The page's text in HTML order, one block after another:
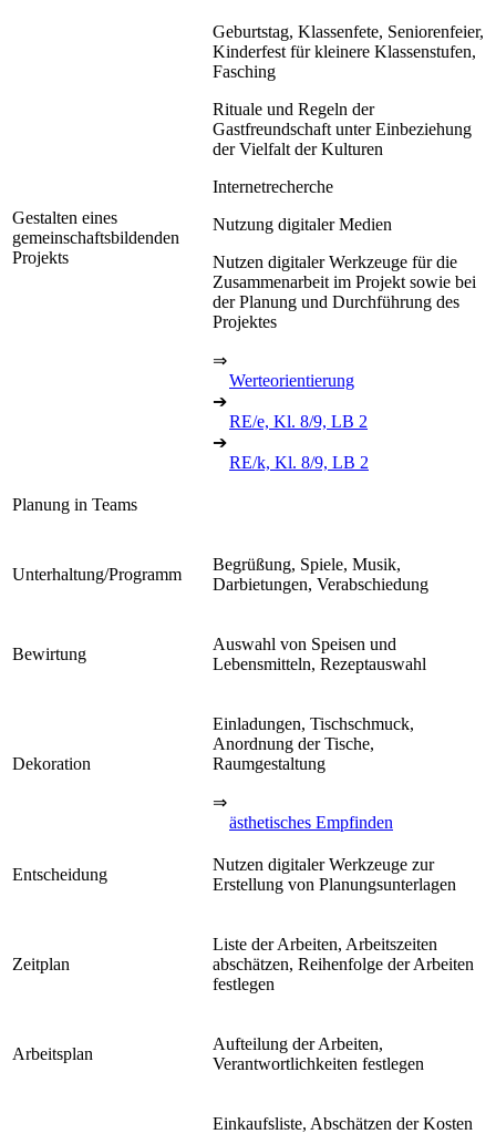
Gestalten eines
gemeinschaftsbildenden
Projekts
Geburtstag, Klassenfete, Seniorenfeier,
Kinderfest für kleinere Klassenstufen,
Fasching
Rituale und Regeln der
Gastfreundschaft unter Einbeziehung
der Vielfalt der Kulturen
Internetrecherche
Nutzung digitaler Medien
Nutzen digitaler Werkzeuge für die
Zusammenarbeit im Projekt sowie bei
der Planung und Durchführung des
Projektes
⇒
Werteorientierung
➔
RE/e, Kl. 8/9, LB 2
➔
RE/k, Kl. 8/9, LB 2
Planung in Teams
Unterhaltung/Programm
Begrüßung, Spiele, Musik,
Darbietungen, Verabschiedung
Bewirtung
Auswahl von Speisen und
Lebensmitteln, Rezeptauswahl
Dekoration
Einladungen, Tischschmuck,
Anordnung der Tische,
Raumgestaltung
⇒
ästhetisches Empfinden
Entscheidung
Nutzen digitaler Werkzeuge zur
Erstellung von Planungsunterlagen
Zeitplan
Liste der Arbeiten, Arbeitszeiten
abschätzen, Reihenfolge der Arbeiten
festlegen
Arbeitsplan
Aufteilung der Arbeiten,
Verantwortlichkeiten festlegen
Einkaufsliste, Abschätzen der Kosten